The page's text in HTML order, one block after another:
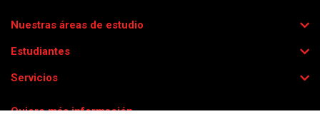
Nuestras áreas de estudio
Estudiantes
Servicios
Quiero más información